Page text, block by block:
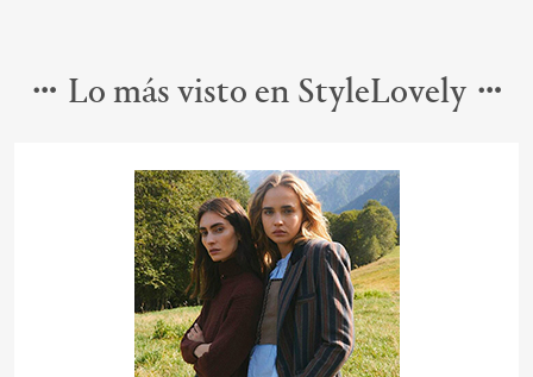
Lo más visto en StyleLovely